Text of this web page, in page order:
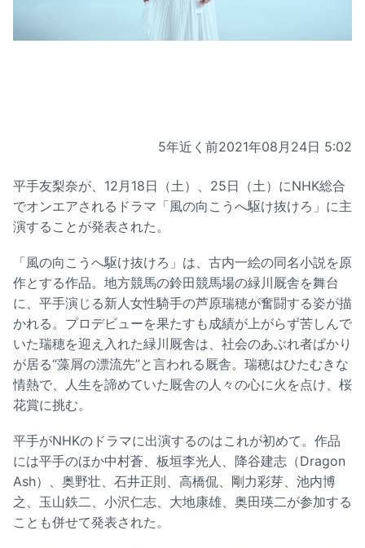
5年近く前2021年08月24日 5:02
平手友梨奈が、12月18日（土）、25日（土）にNHK総合
でオンエアされるドラマ「風の向こうへ駆け抜けろ」に主
演することが発表された。
「風の向こうへ駆け抜けろ」は、古内一絵の同名小説を原
作とする作品。地方競馬の鈴田競馬場の緑川厩舎を舞台
に、平手演じる新人女性騎手の芦原瑞穂が奮闘する姿が描
かれる。プロデビューを果たすも成績が上がらず苦しんで
いた瑞穂を迎え入れた緑川厩舎は、社会のあぶれ者ばかり
が居る“藻屑の漂流先”と言われる厩舎。瑞穂はひたむきな
情熱で、人生を諦めていた厩舎の人々の心に火を点け、桜
花賞に挑む。
平手がNHKのドラマに出演するのはこれが初めて。作品
には平手のほか中村蒼、板垣李光人、降谷建志（Dragon
Ash）、奥野壮、石井正則、高橋侃、剛力彩芽、池内博
之、玉山鉄二、小沢仁志、大地康雄、奥田瑛二が参加する
ことも併せて発表された。